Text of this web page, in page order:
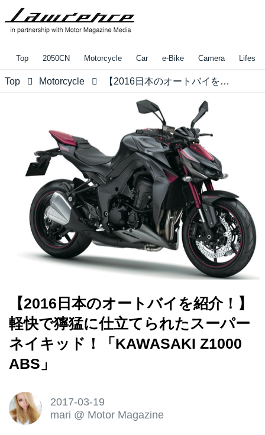
Top 2050CN Motorcycle Car e-Bike Camera
Top Motorcycle 【2016日本のオートバイを紹介！】軽快で獰猛に仕立てられたスーパーネイキッド！「KAWASAKI Z1000 ABS」
【2016日本のオートバイを紹介！】
軽快で獰猛に仕立てられたスーパー
ネイキッド！「KAWASAKI Z1000
ABS」
2017-03-19
mari @ Motor Magazine